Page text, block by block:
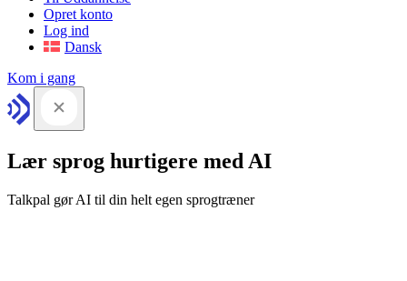
Opret konto
Log ind
Dansk
Kom i gang
Lær sprog hurtigere med AI
Talkpal gør AI til din helt egen sprogtræner